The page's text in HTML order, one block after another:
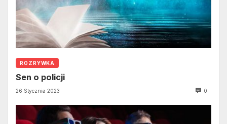
ROZRYWKA
Sen o policji
26 Stycznia 2023 0